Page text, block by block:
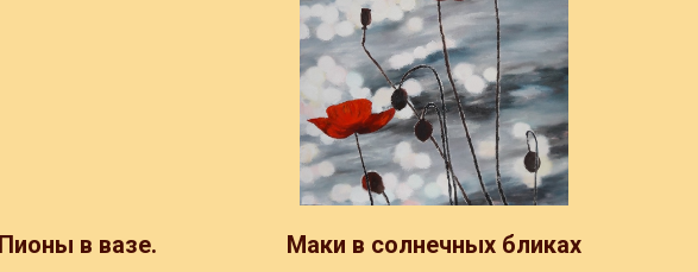
Пионы в вазе. Маки в солнечных бликах